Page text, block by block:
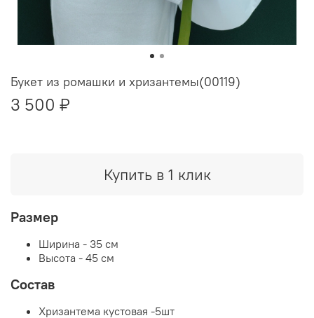
Букет из ромашки и хризантемы(00119)
3 500 ₽
Купить в 1 клик
Размер
Ширина - 35 см
Высота - 45 см
Состав
Хризантема кустовая -5шт